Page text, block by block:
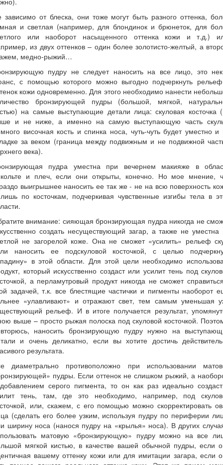
зависимо от блеска, они тоже могут быть разного оттенка,
и светлая (например, для блондинок и брюнеток, для
или наоборот насыщенного оттенка кожи и т.д.)
из двух оттенков – один более золотисто-желтый, а
медно-рыжий…
пудру не следует наносить на все лицо, это
с помощью которого можно выгодно подчеркнуть
кожи одновременно. Для этого необходимо нанести
бронзирующей пудры (большой, мягкой,
на самые выступающие детали лица: скуловая косточка
и не ниже, а именно на самую выступающую часть
височная кость и спинка носа, чуть-чуть будет уместно и
за веком (граница между подвижным и не подвижной
века).
пудра уместна при вечернем макияже в
и плеч, если они открыты, конечно. Но мое мнение,
выигрышнее наносить ее так же - не на всю поверхность
по косточкам, подчеркивая чувственные изгибы тела в
внимание: сияющая бронзирующая пудра никогда не
создать несуществующий загар, а также не уместна
не загорелой коже. Она не сможет «усилить» рельеф
наносить ее подскуловой косточкой, с целью
в этой области. Для этой цели необходимо
который искусственно создаст или усилит тень под
а перламутровый продукт никогда не сможет
задачей, т.к. все блестящие частички и пигменты наоборот
«улавливают» и отражают свет, тем самым уменьшая
рельеф. И в итоге получается результат,
выше – просто рыжая полоска под скуловой косточкой.
наносить бронзирующую пудру нужно на
и очень деликатно, если вы хотите достичь
результата.
диаметрально противоположно при использовании
пудры. Если оттенок не слишком рыжий, а
серого пигмента, то он как раз идеально
тень, там, где это необходимо, например, под
или, скажем, с его помощью можно скорректировать
(сделать его более узким, используя пудру по периферии
ширину носа (нанося пудру на «крылья» носа). В других
матовую «бронзирующую» пудру можно на все
мягкой кистью, в качестве вашей обычной пудры, если
вашему оттенку кожи или для имитации загара, если